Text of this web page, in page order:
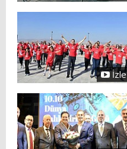
İzle